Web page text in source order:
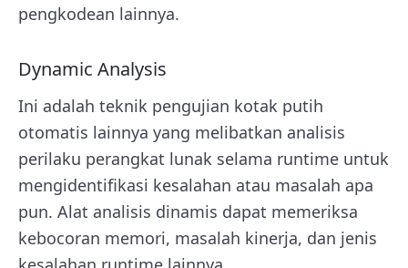
pengkodean lainnya.
Dynamic Analysis
Ini adalah teknik pengujian kotak putih
otomatis lainnya yang melibatkan analisis
perilaku perangkat lunak selama runtime untuk
mengidentifikasi kesalahan atau masalah apa
pun. Alat analisis dinamis dapat memeriksa
kebocoran memori, masalah kinerja, dan jenis